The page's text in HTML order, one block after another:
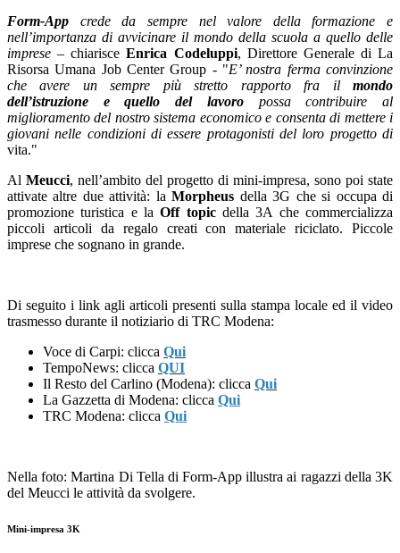
Form-App crede da sempre nel valore della formazione e
nell’importanza di avvicinare il mondo della scuola a quello delle
imprese– chiarisceEnrica Codeluppi, Direttore Generale di La
Risorsa Umana Job Center Group - "E’ nostra ferma convinzione
che avere un sempre più stretto rapporto fra il mondo
dell’istruzione e quello del lavoropossa contribuire al
miglioramento del nostro sistema economico e consenta di mettere i
giovani nelle condizioni di essere protagonisti del loro progetto di
vita."
Al Meucci, nell’ambito del progetto di mini-impresa, sono poi state
attivate altre due attività: laMorpheus della 3G che si occupa di
promozione turistica e laOff topicdella 3A che commercializza
piccoli articoli da regalo creati con materiale riciclato. Piccole
imprese che sognano in grande.
Di seguito i link agli articoli presenti sulla stampa locale ed il video
trasmesso durante il notiziario di TRC Modena:
Voce di Carpi: clicca Qui
TempoNews: clicca QUI
Il Resto del Carlino (Modena): clicca Qui
La Gazzetta di Modena: clicca Qui
TRC Modena: clicca Qui
Nella foto: Martina Di Tella di Form-App illustra ai ragazzi della 3K
del Meucci le attività da svolgere.
Mini-impresa 3K